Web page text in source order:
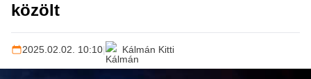
közölt
2025.02.02. 10:10| Kálmán Kitti